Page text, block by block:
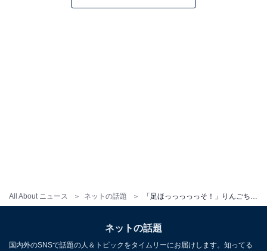
All About ニュース ネットの話題
ネットの話題
国内外のSNSで話題の人＆トピックをタイムリーにお届けします。知ってる